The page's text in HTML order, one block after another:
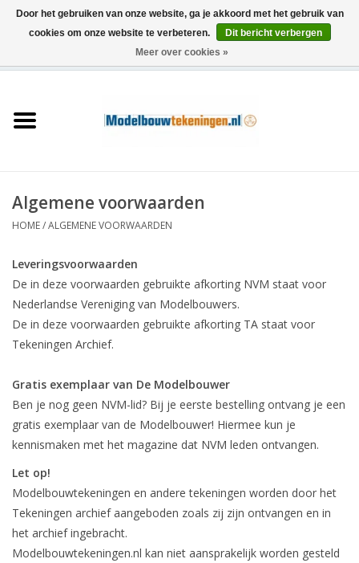
Schepen
Houtbouw
Scenery
Machines
Documentatie
Tijdschriften
Nieuwe tekeningen
NIEUWE TIJDSCHRIFTEN
ABONNEMENT DE
MODELBOUWER
Algemene voorwaarden
HOME/ALGEMENE VOORWAARDEN
Leveringsvoorwaarden
De in deze voorwaarden gebruikte afkorting NVM staat voor
Nederlandse Vereniging van Modelbouwers.
De in deze voorwaarden gebruikte afkorting TA staat voor
Tekeningen Archief.
Gratis exemplaar van De Modelbouwer
Ben je nog geen NVM-lid? Bij je eerste bestelling ontvang je een
gratis exemplaar van de Modelbouwer! Hiermee kun je
kennismaken met het magazine dat NVM leden ontvangen.
Let op!
Modelbouwtekeningen en andere tekeningen worden door het
Tekeningen archief aangeboden zoals zij zijn ontvangen en in
het archief ingebracht.
Modelbouwtekeningen.nl kan niet aansprakelijk worden gesteld
Door het gebruiken van onze website, ga je akkoord met het gebruik van
cookies om onze website te verbeteren.
Dit bericht verbergen
Meer over cookies »